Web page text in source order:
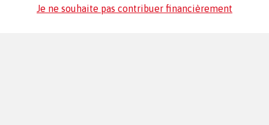
Je ne souhaite pas contribuer financièrement